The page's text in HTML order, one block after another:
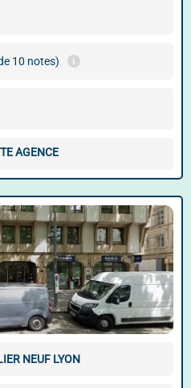
10 notes)
AGENCE
NEUF LYON